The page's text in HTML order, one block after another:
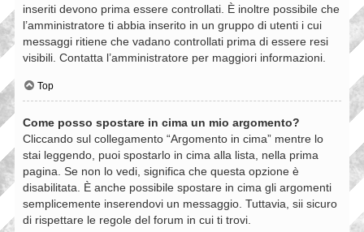
inseriti devono prima essere controllati. È inoltre possibile che
l’amministratore ti abbia inserito in un gruppo di utenti i cui
messaggi ritiene che vadano controllati prima di essere resi
visibili. Contatta l’amministratore per maggiori informazioni.
Top
Come posso spostare in cima un mio argomento?
Cliccando sul collegamento “Argomento in cima” mentre lo
stai leggendo, puoi spostarlo in cima alla lista, nella prima
pagina. Se non lo vedi, significa che questa opzione è
disabilitata. È anche possibile spostare in cima gli argomenti
semplicemente inserendovi un messaggio. Tuttavia, sii sicuro
di rispettare le regole del forum in cui ti trovi.